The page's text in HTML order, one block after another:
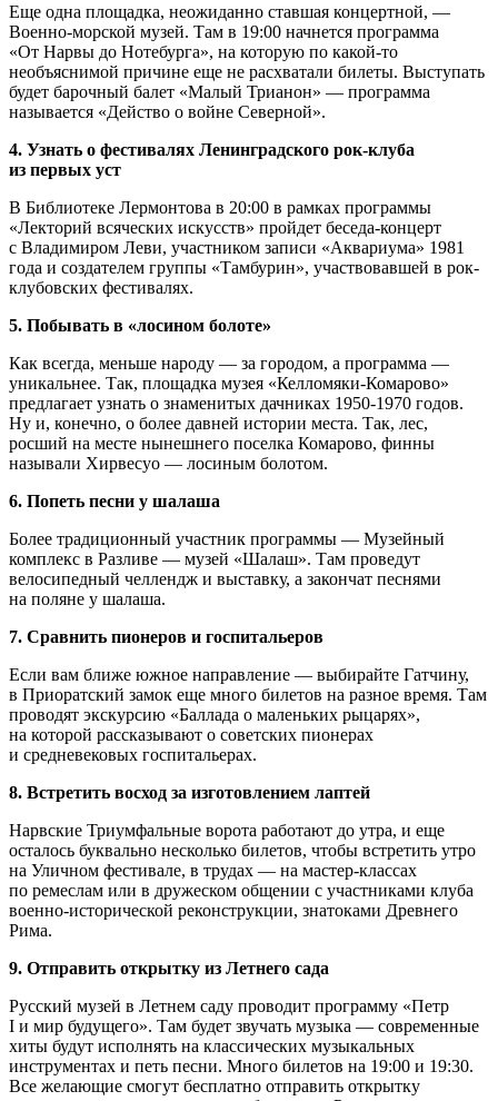
Еще одна площадка, неожиданно ставшая концертной, —
Военно-морской музей. Там в 19:00 начнется программа
«От Нарвы до Нотебурга», на которую по какой-то
необъяснимой причине еще не расхватали билеты. Выступать
будет барочный балет «Малый Трианон» — программа
называется «Действо о войне Северной».
4. Узнать о фестивалях Ленинградского рок-клуба
из первых уст
В Библиотеке Лермонтова в 20:00 в рамках программы
«Лекторий всяческих искусств» пройдет беседа-концерт
с Владимиром Леви, участником записи «Аквариума» 1981
года и создателем группы «Тамбурин», участвовавшей в рок-
клубовских фестивалях.
5. Побывать в «лосином болоте»
Как всегда, меньше народу — за городом, а программа —
уникальнее. Так, площадка музея «Келломяки-Комарово»
предлагает узнать о знаменитых дачниках 1950-1970 годов.
Ну и, конечно, о более давней истории места. Так, лес,
росший на месте нынешнего поселка Комарово, финны
называли Хирвесуо — лосиным болотом.
6. Попеть песни у шалаша
Более традиционный участник программы — Музейный
комплекс в Разливе — музей «Шалаш». Там проведут
велосипедный челлендж и выставку, а закончат песнями
на поляне у шалаша.
7. Сравнить пионеров и госпитальеров
Если вам ближе южное направление — выбирайте Гатчину,
в Приоратский замок еще много билетов на разное время. Там
проводят экскурсию «Баллада о маленьких рыцарях»,
на которой рассказывают о советских пионерах
и средневековых госпитальерах.
8. Встретить восход за изготовлением лаптей
Нарвские Триумфальные ворота работают до утра, и еще
осталось буквально несколько билетов, чтобы встретить утро
на Уличном фестивале, в трудах — на мастер-классах
по ремеслам или в дружеском общении с участниками клуба
военно-исторической реконструкции, знатоками Древнего
Рима.
9. Отправить открытку из Летнего сада
Русский музей в Летнем саду проводит программу «Петр
I и мир будущего». Там будет звучать музыка — современные
хиты будут исполнять на классических музыкальных
инструментах и петь песни. Много билетов на 19:00 и 19:30.
Все желающие смогут бесплатно отправить открытку